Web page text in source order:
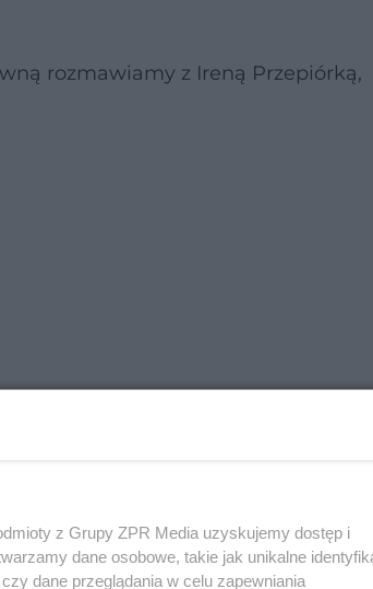
rozmawiamy z Ireną Przepiórką,
przyznające się do swojej choroby
Utrudniało im to znalezienie
ostatnich lat zmieniło się
z Grupy ZPR Media uzyskujemy dostęp i
dane osobowe, takie jak unikalne
dane przeglądania w celu zapewniania